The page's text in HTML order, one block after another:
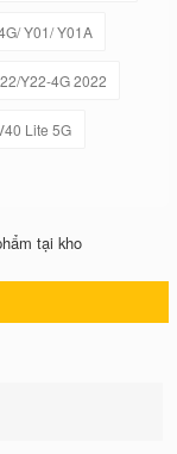
Y01/ Y01A
Y22-4G 2022
Lite 5G
tại kho